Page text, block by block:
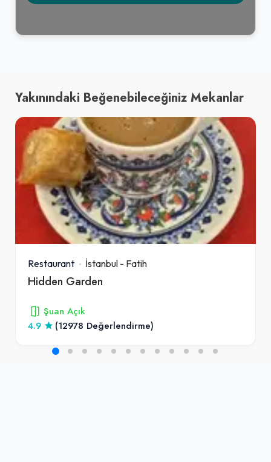
Yakınındaki Beğenebileceğiniz Mekanlar
Restaurant İstanbul - Fatih
Hidden Garden
Şuan Açık
4.9
(12978 Değerlendirme)